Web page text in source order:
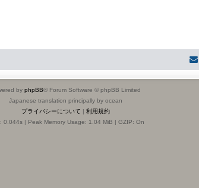
by phpBB® Forum Software © phpBB Limited
Japanese translation principally by ocean
プライバシーについて | 利用規約
0.044s| Peak Memory Usage: 1.04 MiB | GZIP: On